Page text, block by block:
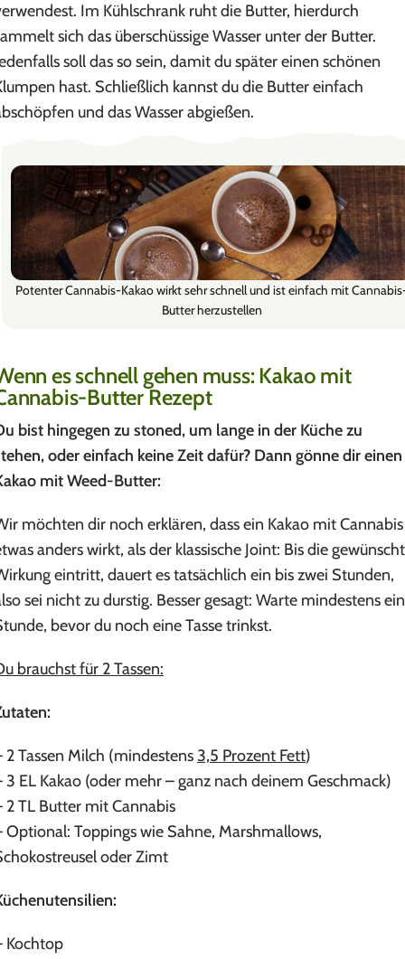
Im Kühlschrank ruht die Butter, hierdurch
sich das überschüssige Wasser unter der Butter.
soll das so sein, damit du später einen schönen
hast. Schließlich kannst du die Butter einfach
und das Wasser abgießen.
Potenter Cannabis-Kakao wirkt sehr schnell und ist einfach mit
Butter herzustellen
es schnell gehen muss: Kakao mit
Butter Rezept
bist hingegen zu stoned, um lange in der Küche zu
oder einfach keine Zeit dafür? Dann gönne dir einen
mit Weed-Butter:
möchten dir noch erklären, dass ein Kakao mit Cannabis
anders wirkt, als der klassische Joint: Bis die
eintritt, dauert es tatsächlich ein bis zwei Stunden,
sei nicht zu durstig. Besser gesagt: Warte mindestens
bevor du noch eine Tasse trinkst.
brauchst für 2 Tassen:
2 Tassen Milch (mindestens 3,5 Prozent Fett)
3 EL Kakao (oder mehr – ganz nach deinem Geschmack)
2 TL Butter mit Cannabis
Optional: Toppings wie Sahne, Marshmallows,
oder Zimt
Kochtop